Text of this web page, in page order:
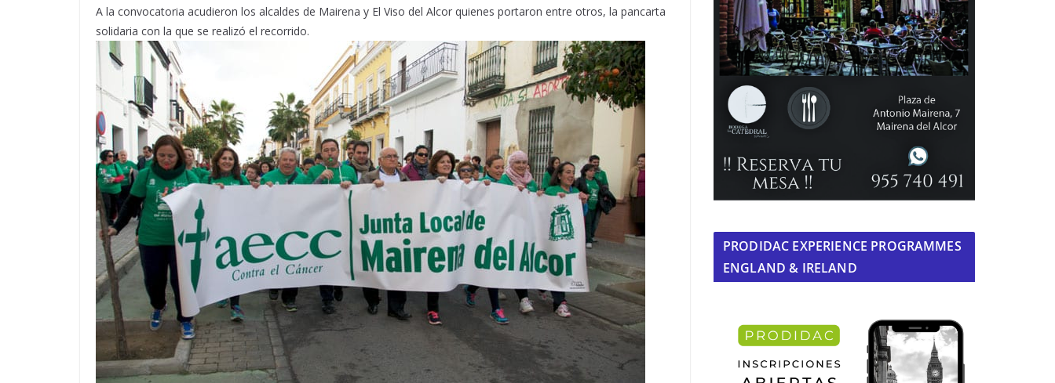
A la convocatoria acudieron los alcaldes de Mairena y El Viso del Alcor quienes portaron entre otros, la pancarta
solidaria con la que se realizó el recorrido.
PRODIDAC EXPERIENCE PROGRAMMES
ENGLAND & IRELAND